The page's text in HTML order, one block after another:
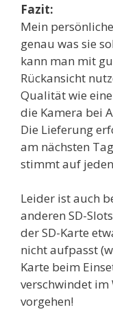
Fazit:
Mein
genau was sie
kann man mit
Rückansicht
Qualität wie eine
die Kamera bei
Die Lieferung
am nächsten
stimmt auf
Leider ist auch
anderen SD-
der SD-Karte
nicht aufpasst
Karte beim
verschwindet im
vorgehen!